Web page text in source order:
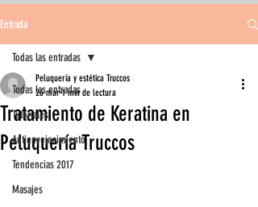
Entrada
Todas las entradas
Tutoriales
Antienvejecimiento
Tendencias 2017
Masajes
Todas las entradas
Tratamiento de Keratina en
Peluquería Truccos
Peluquería y estética Truccos
26 mar 1 min de lectura